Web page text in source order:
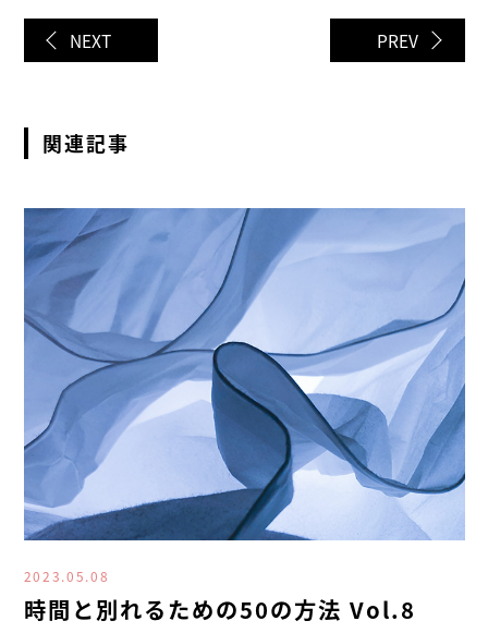
NEXT PREV
関連記事
2023.05.08
時間と別れるための50の方法 Vol.8